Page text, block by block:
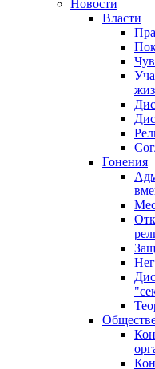
Новости
Власти
Гонения